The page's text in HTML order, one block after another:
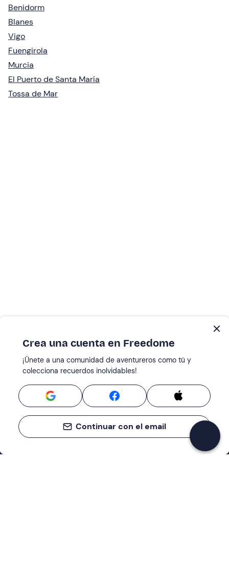
Benidorm
Blanes
Vigo
Fuengirola
Murcia
El Puerto de Santa María
Tossa de Mar
Crea una cuenta en Freedome
¡Únete a una comunidad de aventureros como tú y
colecciona recuerdos inolvidables!
Continuar con el email